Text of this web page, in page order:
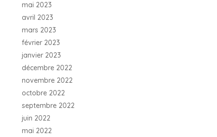
mai 2023
avril 2023
mars 2023
février 2023
janvier 2023
décembre 2022
novembre 2022
octobre 2022
septembre 2022
juin 2022
mai 2022